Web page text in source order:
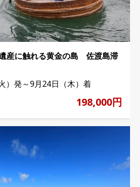
産に触れる黄金の島 佐渡島滞
）発～9月24日（木）着
198,000円